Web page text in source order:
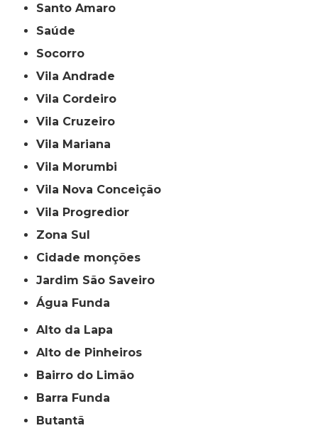
Santo Amaro
Saúde
Socorro
Vila Andrade
Vila Cordeiro
Vila Cruzeiro
Vila Mariana
Vila Morumbi
Vila Nova Conceição
Vila Progredior
Zona Sul
cidade monções
jardim São Saveiro
Água Funda
Alto da Lapa
Alto de Pinheiros
Bairro do Limão
Barra Funda
Butantã